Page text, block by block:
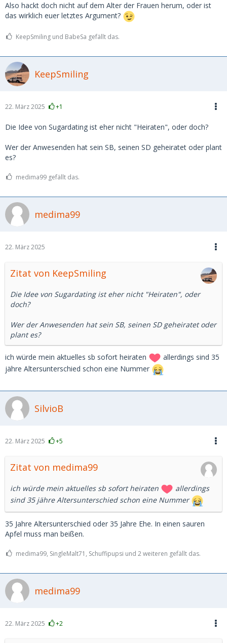
Also hackt doch nicht auf dem Alter der Frauen herum, oder ist
das wirklich euer letztes Argument?
KeepSmiling und BabeSa gefällt das.
KeepSmiling
22. März 2025 +1
Die Idee von Sugardating ist eher nicht "Heiraten", oder doch?
Wer der Anwesenden hat sein SB, seinen SD geheiratet oder plant
es?
medima99 gefällt das.
medima99
22. März 2025
Zitat von KeepSmiling
Die Idee von Sugardating ist eher nicht "Heiraten", oder
doch?
Wer der Anwesenden hat sein SB, seinen SD geheiratet oder
plant es?
ich würde mein aktuelles sb sofort heiraten
allerdings sind 35
jähre Altersunterschied schon eine Nummer
SilvioB
22. März 2025 +5
Zitat von medima99
ich würde mein aktuelles sb sofort heiraten
allerdings
sind 35 jähre Altersunterschied schon eine Nummer
35 Jahre Altersunterschied oder 35 Jahre Ehe. In einen sauren
Apfel muss man beißen.
medima99, SingleMalt71, Schuffipupsi und 2 weiteren gefällt das.
medima99
22. März 2025 +2